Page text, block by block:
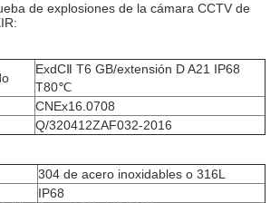
de explosiones de la cámara CCTV de
ExdCⅡ T6 GB/extensión D A21 IP68
T80℃
CNEx16.0708
Q/320412ZAF032-2016
304 de acero inoxidables o 316L
IP68